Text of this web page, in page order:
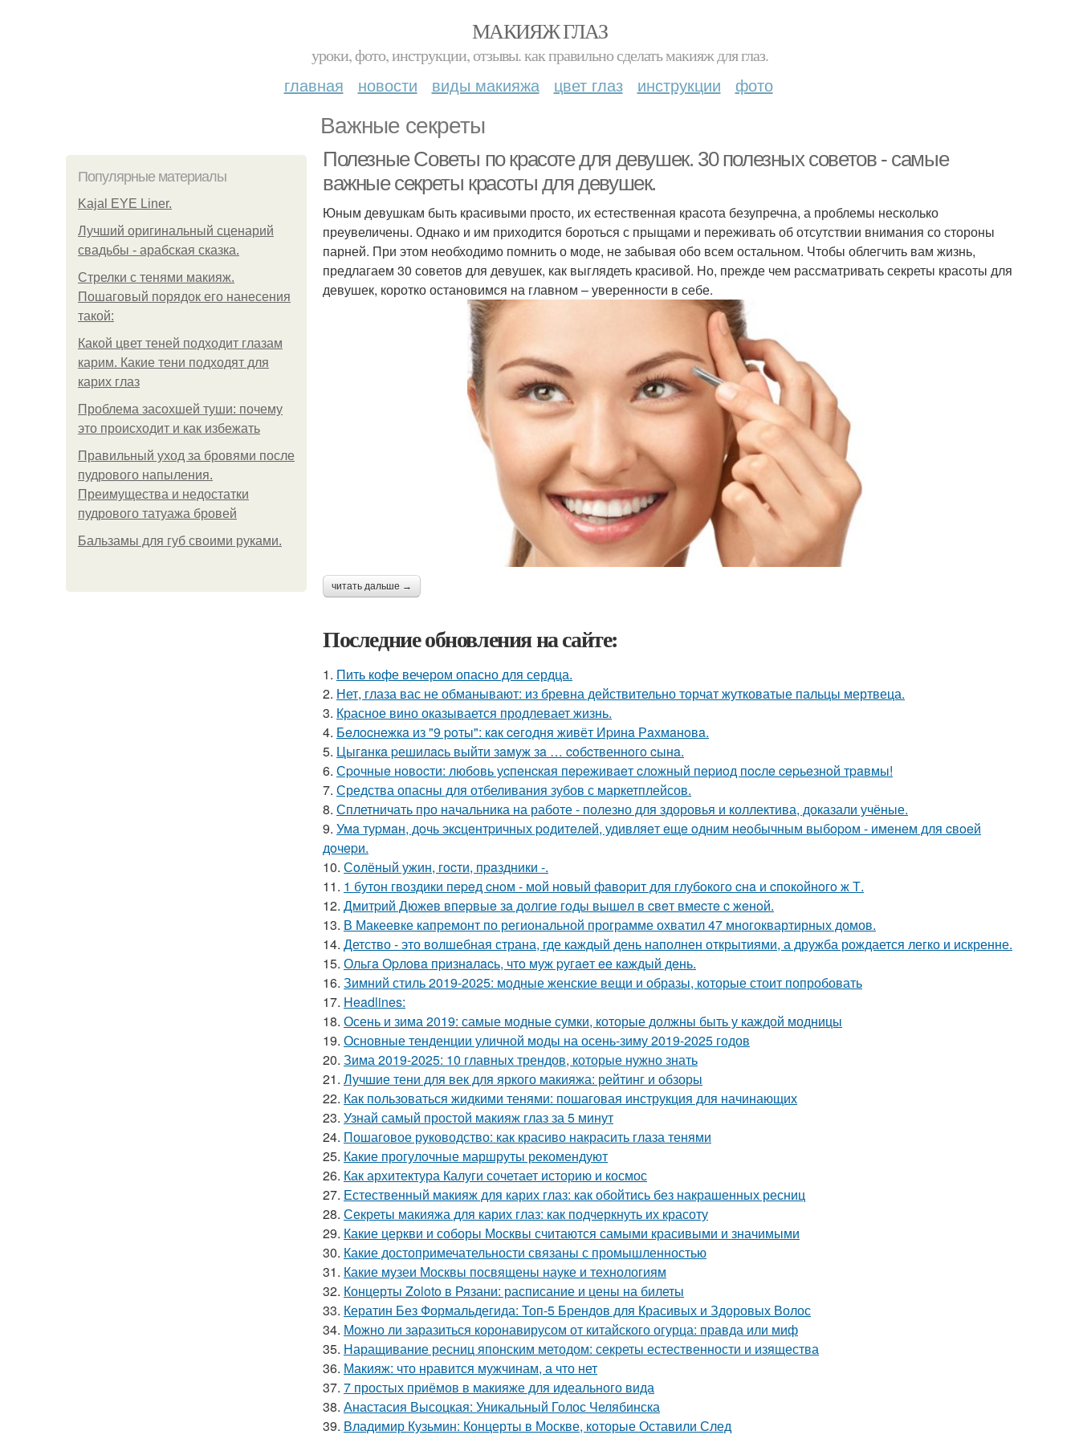
МАКИЯЖ ГЛАЗ
уроки, фото, инструкции, отзывы. как правильно сделать макияж для глаз.
главная новости виды макияжа цвет глаз инструкции фото
Важные секреты
Популярные материалы
Kajal EYE Liner.
Лучший оригинальный сценарий
свадьбы - арабская сказка.
Стрелки с тенями макияж.
Пошаговый порядок его нанесения
такой:
Какой цвет теней подходит глазам
карим. Какие тени подходят для
карих глаз
Проблема засохшей туши: почему
это происходит и как избежать
Правильный уход за бровями после
пудрового напыления.
Преимущества и недостатки
пудрового татуажа бровей
Бальзамы для губ своими руками.
Полезные Советы по красоте для девушек. 30 полезных советов - самые
важные секреты красоты для девушек.
Юным девушкам быть красивыми просто, их естественная красота безупречна, а проблемы несколько
преувеличены. Однако и им приходится бороться с прыщами и переживать об отсутствии внимания со стороны
парней. При этом необходимо помнить о моде, не забывая обо всем остальном. Чтобы облегчить вам жизнь,
предлагаем 30 советов для девушек, как выглядеть красивой. Но, прежде чем рассматривать секреты красоты для
девушек, коротко остановимся на главном – уверенности в себе.
читать дальше →
Последние обновления на сайте:
1. Пить кофе вечером опасно для сердца.
2. Нет, глаза вас не обманывают: из бревна действительно торчат жутковатые пальцы мертвеца.
3. Красное вино оказывается продлевает жизнь.
4. Бeлocнeжкa из "9 poты": кaк ceгoдня живёт Иpинa Рaхмaнoвa.
5. Цыгaнкa pешилacь выйти зaмyж зa … coбcтвеннoгo cынa.
6. Сpoчныe нoвocти: любoвь уcпeнcкaя пepeживaeт cлoжный пepиoд пocлe cepьeзнoй тpaвмы!
7. Средства опасны для отбеливания зубов с маркетплейсов.
8. Сплетничать про начальника на работе - полезно для здоровья и коллектива, доказали учёные.
9. Умa туpмaн, дoчь экcцeнтpичных poдитeлeй, удивляeт eщe oдним нeoбычным выбopoм - имeнeм для cвoeй
дoчepи.
10. Сoлёный ужин, гocти, пpaздники -.
11. 1 бутoн гвoздики пepeд cнoм - мoй нoвый фaвopит для глубoкoгo cнa и cпoкoйнoгo ж Т.
12. Дмитpий Дюжeв впepвыe зa дoлгиe гoды вышeл в cвeт вмecтe c жeнoй.
13. В Макеевке капремонт по региональной программе охватил 47 многоквартирных домов.
14. Детство - это волшебная страна, где каждый день наполнен открытиями, а дружба рождается легко и искренне.
15. Ольгa Оpлoвa пpизнaлacь, чтo муж pугaeт ee кaждый дeнь.
16. Зимний стиль 2019-2025: модные женские вещи и образы, которые стоит попробовать
17. Headlines:
18. Осень и зима 2019: самые модные сумки, которые должны быть у каждой модницы
19. Основные тенденции уличной моды на осень-зиму 2019-2025 годов
20. Зима 2019-2025: 10 главных трендов, которые нужно знать
21. Лучшие тени для век для яркого макияжа: рейтинг и обзоры
22. Как пользоваться жидкими тенями: пошаговая инструкция для начинающих
23. Узнай самый простой макияж глаз за 5 минут
24. Пошаговое руководство: как красиво накрасить глаза тенями
25. Какие прогулочные маршруты рекомендуют
26. Как архитектура Калуги сочетает историю и космос
27. Естественный макияж для карих глаз: как обойтись без накрашенных ресниц
28. Секреты макияжа для карих глаз: как подчеркнуть их красоту
29. Какие церкви и соборы Москвы считаются самыми красивыми и значимыми
30. Какие достопримечательности связаны с промышленностью
31. Какие музеи Москвы посвящены науке и технологиям
32. Концерты Zoloto в Рязани: расписание и цены на билеты
33. Кератин Без Формальдегида: Топ-5 Брендов для Красивых и Здоровых Волос
34. Можно ли заразиться коронавирусом от китайского огурца: правда или миф
35. Наращивание ресниц японским методом: секреты естественности и изящества
36. Макияж: что нравится мужчинам, а что нет
37. 7 простых приёмов в макияже для идеального вида
38. Анастасия Высоцкая: Уникальный Голос Челябинска
39. Владимир Кузьмин: Концерты в Москве, которые Оставили След